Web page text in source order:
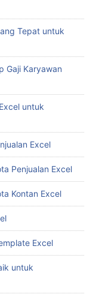
Tepat untuk
Gaji Karyawan
untuk
Excel
Penjualan Excel
Kontan Excel
Excel
untuk